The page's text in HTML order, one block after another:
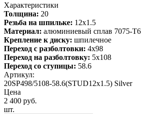
Характеристики
Толщина: 20
Резьба на шпильке: 12х1.5
Материал: алюминиевый сплав 7075-T6
Крепление к диску: шпилечное
Переход с разболтовки: 4х98
Переход на разболтовку: 5х108
Переход со ступицы: 58.6
Артикул:
20SP498/5108-58.6(STUD12x1.5) Silver
Цена
2 400 руб.
шт.